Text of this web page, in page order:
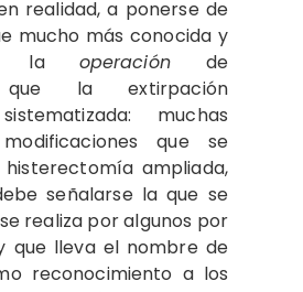
realidad, a ponerse de
mucho más conocida y
la operación de
que la extirpación
muchas
que se
ampliada,
señalarse la que se
realiza por algunos por
que lleva el nombre de
reconocimiento a los